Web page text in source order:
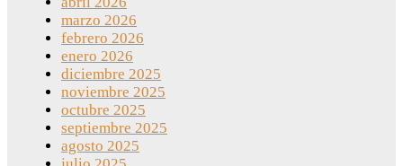
marzo 2026
febrero 2026
enero 2026
diciembre 2025
noviembre 2025
octubre 2025
septiembre 2025
agosto 2025